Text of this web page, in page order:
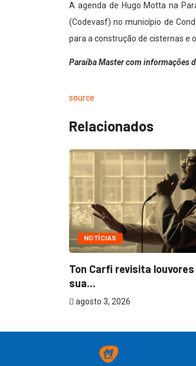
A agenda de Hugo Motta na
(Codevasf) no município de
para a construção de cisternas e
Paraíba Master com informações
source
Relacionados
NOTÍCIAS
Ton Carfi revisita
sua...
agosto 3, 2026